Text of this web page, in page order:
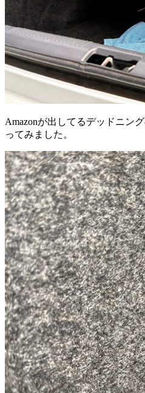
Amazonが出してるデッドニン
ってみました。